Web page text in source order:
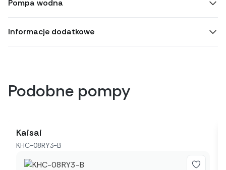
Pompa wodna
Informacje dodatkowe
Podobne pompy
Kaisai
KHC-08RY3-B